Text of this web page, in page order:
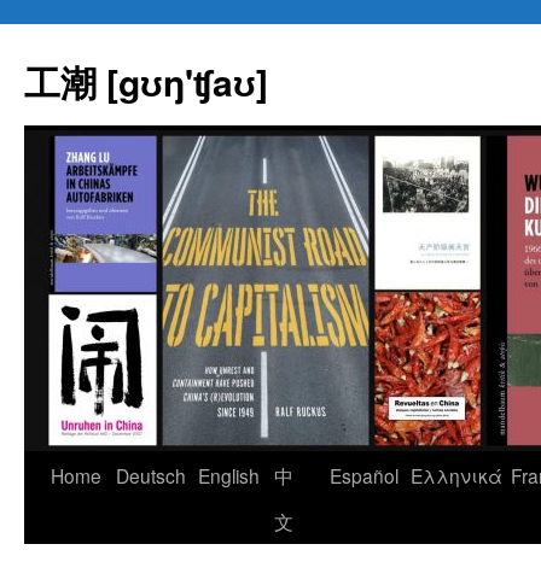
content
工潮 [gʊŋ'ʧaʊ]
Home Deutsch English
中
文
Español Eλληνικά